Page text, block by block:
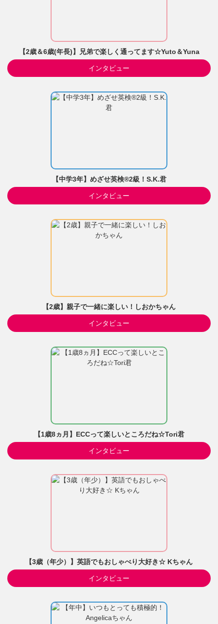
【2歳＆6歳(年長)】兄弟で楽しく通ってます☆Yuto＆Yuna
インタビュー
【中学3年】めざせ英検®2級！S.K.君
インタビュー
【2歳】親子で一緒に楽しい！しおかちゃん
インタビュー
【1歳8ヵ月】ECCって楽しいところだね☆Tori君
インタビュー
【3歳（年少）】英語でもおしゃべり大好き☆ Kちゃん
インタビュー